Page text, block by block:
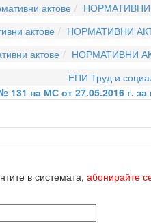
актове
актове
НОРМАТИВНИ
актове
НОРМАТИВНИ
ЕПИ Труд и
131 на МС от 27.05.2016 г.
в системата, абонирайте